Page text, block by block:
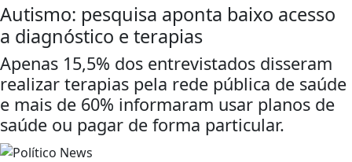
Autismo: pesquisa aponta baixo acesso
a diagnóstico e terapias
Apenas 15,5% dos entrevistados disseram
realizar terapias pela rede pública de saúde
e mais de 60% informaram usar planos de
saúde ou pagar de forma particular.